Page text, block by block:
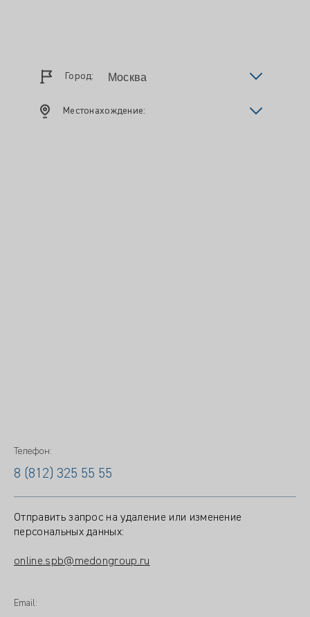
Город:
Местонахождение:
Телефон:
8 (812) 325 55 55
Отправить запрос на удаление или изменение
персональных данных:
online.spb@medongroup.ru
Email: